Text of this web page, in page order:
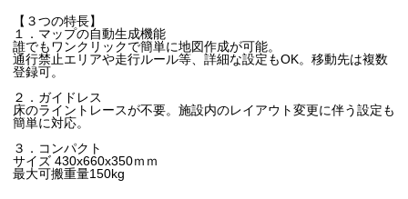
【３つの特長】
１．マップの自動生成機能
誰でもワンクリックで簡単に地図作成が可能。
通行禁止エリアや走行ルール等、詳細な設定もOK。移動先は複数
登録可。
２．ガイドレス
床のライントレースが不要。施設内のレイアウト変更に伴う設定も
簡単に対応。
３．コンパクト
サイズ 430x660x350ｍｍ
最大可搬重量150kg